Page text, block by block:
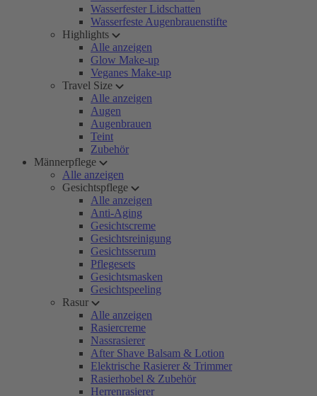
Wasserfester Lidschatten
Wasserfeste Augenbrauenstifte
Highlights
Alle anzeigen
Glow Make-up
Veganes Make-up
Travel Size
Alle anzeigen
Augen
Augenbrauen
Teint
Zubehör
Männerpflege
Alle anzeigen
Gesichtspflege
Alle anzeigen
Anti-Aging
Gesichtscreme
Gesichtsreinigung
Gesichtsserum
Pflegesets
Gesichtsmasken
Gesichtspeeling
Rasur
Alle anzeigen
Rasiercreme
Nassrasierer
After Shave Balsam & Lotion
Elektrische Rasierer & Trimmer
Rasierhobel & Zubehör
Herrenrasierer